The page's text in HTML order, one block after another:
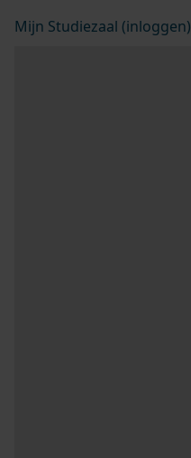
Mijn Studiezaal (inloggen)